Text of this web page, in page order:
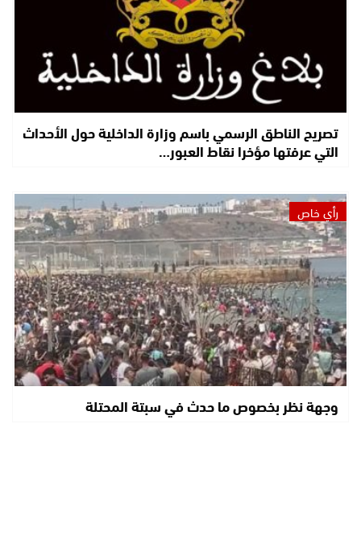
تصريح الناطق الرسمي باسم وزارة الداخلية حول الأحداث
التي عرفتها مؤخرا نقاط العبور…
رأي خاص
وجهة نظر بخصوص ما حدث في سبتة المحتلة